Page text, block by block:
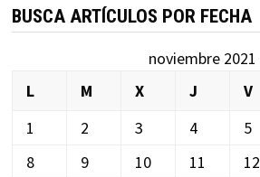
BUSCA ARTÍCULOS POR FECHA
noviembre 2021
L
M X J V
1
2 3 4 5
8
9 10 11 12